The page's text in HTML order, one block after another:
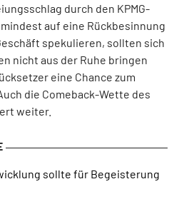
durch den KPMG-
auf eine Rückbesinnung
spekulieren, sollten sich
nicht aus der Ruhe bringen
eine Chance zum
die Comeback-Wette des
weiter.
sollte für Begeisterung